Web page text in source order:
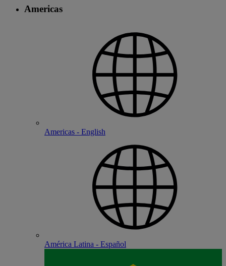
Americas
Americas - English
América Latina - Español